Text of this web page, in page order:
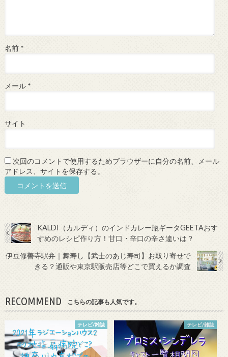
名前 *
メール *
サイト
次回のコメントで使用するためブラウザーに自分の名前、メール
アドレス、サイトを保存する。
KALDI（カルディ）のインドカレー瓶ギータGEETAおす
すめのレシピ作り方！甘口・辛口の辛さ違いは？
伊豆修善寺駅弁｜舞寿し【武士のあじ寿司】お取り寄せで
きる？通販や東京駅販売店等どこで買えるか調査
RECOMMEND こちらの記事も人気です。
テレビ/雑誌 テレビ/雑誌